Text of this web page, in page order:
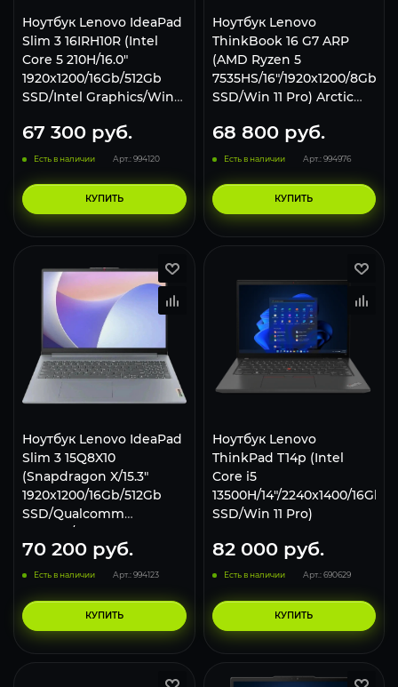
Ноутбук Lenovo IdeaPad
Slim 3 16IRH10R (Intel
Core 5 210H/16.0"
1920x1200/16Gb/512Gb
SSD/Intel Graphics/Win
67 300 руб.
Есть в наличии Арт.: 994120
КУПИТЬ
Ноутбук Lenovo
ThinkBook 16 G7 ARP
(AMD Ryzen 5
7535HS/16"/1920x1200/8Gb/
SSD/Win 11 Pro) Arctic
68 800руб.
Есть в наличии Арт.: 994976
КУПИТЬ
Ноутбук Lenovo IdeaPad
Slim 3 15Q8X10
(Snapdragon X/15.3"
1920x1200/16Gb/512Gb
SSD/Qualcomm
Adreno/Windows 11
Home) Серый, Русская
раскладка
70 200 руб.
Есть в наличии Арт.: 994123
КУПИТЬ
Ноутбук Lenovo
ThinkPad T14p (Intel
Core i5
13500H/14"/2240x1400/16Gb/
SSD/Win 11 Pro)
82 000руб.
Есть в наличии Арт.: 690629
КУПИТЬ